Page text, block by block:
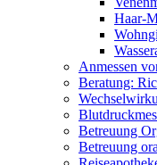
Haar-
Anmessen
Beratung:
Betreuung
Betreuung